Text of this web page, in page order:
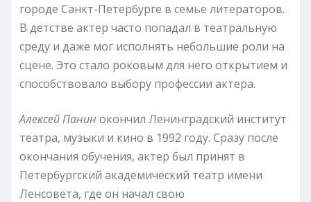
городе Санкт-Петербурге в семье литераторов.
В детстве актер часто попадал в театральную
среду и даже мог исполнять небольшие роли на
сцене. Это стало роковым для него открытием и
способствовало выбору профессии актера.
Алексей Панин окончил Ленинградский институт
театра, музыки и кино в 1992 году. Сразу после
окончания обучения, актер был принят в
Петербургский академический театр имени
Ленсовета, где он начал свою